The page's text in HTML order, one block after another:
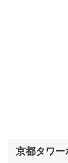
京都タワー